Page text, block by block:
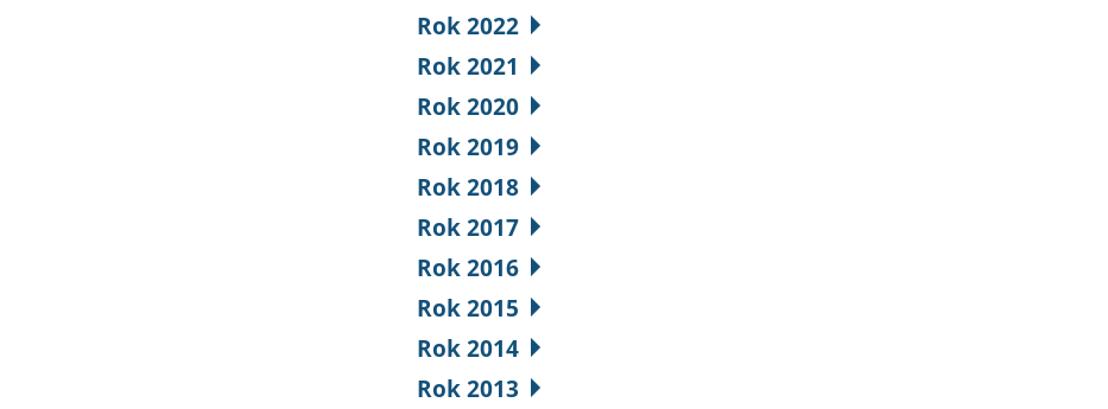
Rok 2022
Rok 2021
Rok 2020
Rok 2019
Rok 2018
Rok 2017
Rok 2016
Rok 2015
Rok 2014
Rok 2013